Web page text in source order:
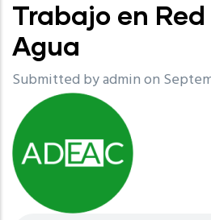
Trabajo en
Agua
Submitted byadminon